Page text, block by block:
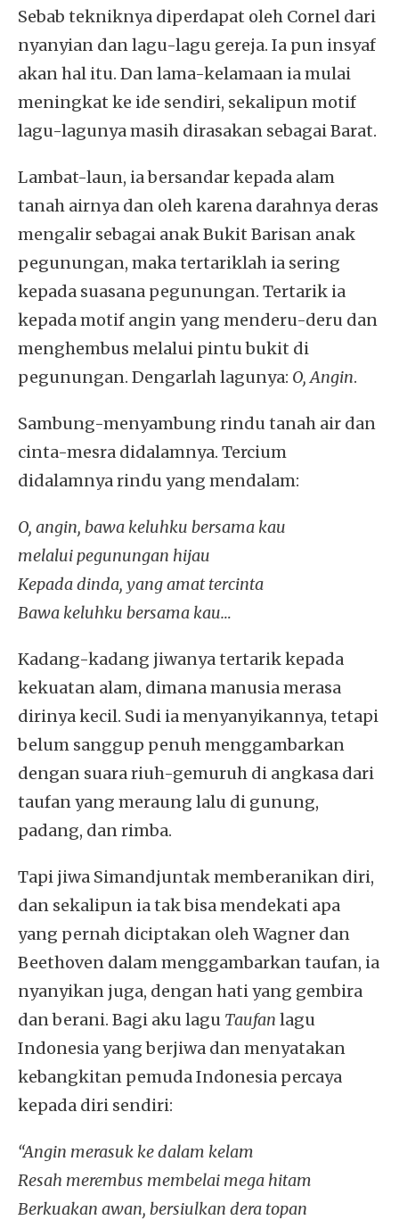
Sebab tekniknya diperdapat oleh Cornel dari
nyanyian dan lagu-lagu gereja. Ia pun insyaf
akan hal itu. Dan lama-kelamaan ia mulai
meningkat ke ide sendiri, sekalipun motif
lagu-lagunya masih dirasakan sebagai Barat.
Lambat-laun, ia bersandar kepada alam
tanah airnya dan oleh karena darahnya deras
mengalir sebagai anak Bukit Barisan anak
pegunungan, maka tertariklah ia sering
kepada suasana pegunungan. Tertarik ia
kepada motif angin yang menderu-deru dan
menghembus melalui pintu bukit di
pegunungan. Dengarlah lagunya: O, Angin.
Sambung-menyambung rindu tanah air dan
cinta-mesra didalamnya. Tercium
didalamnya rindu yang mendalam:
O, angin, bawa keluhku bersama kau
melalui pegunungan hijau
Kepada dinda, yang amat tercinta
Bawa keluhku bersama kau…
Kadang-kadang jiwanya tertarik kepada
kekuatan alam, dimana manusia merasa
dirinya kecil. Sudi ia menyanyikannya, tetapi
belum sanggup penuh menggambarkan
dengan suara riuh-gemuruh di angkasa dari
taufan yang meraung lalu di gunung,
padang, dan rimba.
Tapi jiwa Simandjuntak memberanikan diri,
dan sekalipun ia tak bisa mendekati apa
yang pernah diciptakan oleh Wagner dan
Beethoven dalam menggambarkan taufan, ia
nyanyikan juga, dengan hati yang gembira
dan berani. Bagi aku lagu Taufan lagu
Indonesia yang berjiwa dan menyatakan
kebangkitan pemuda Indonesia percaya
kepada diri sendiri:
“Angin merasuk ke dalam kelam
Resah merembus membelai mega hitam
Berkuakan awan, bersiulkan dera topan